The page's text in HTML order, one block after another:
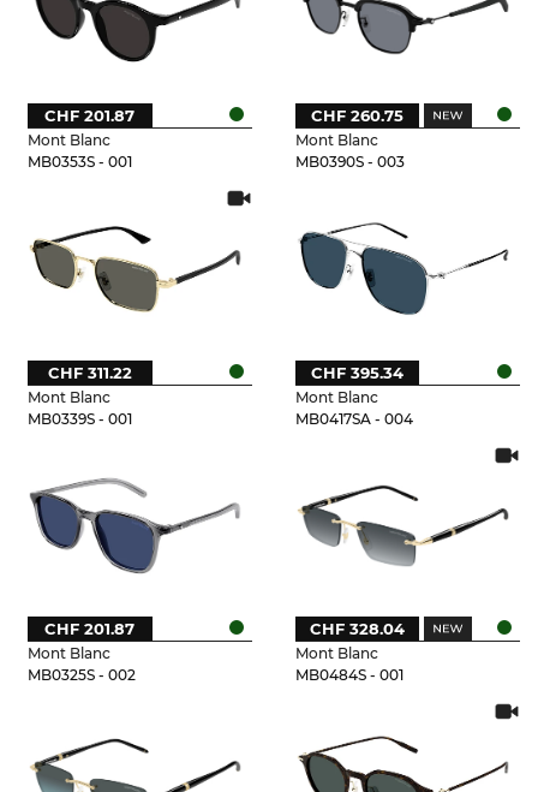
Mont Blanc
MB0353S - 001
CHF 201.87
Mont Blanc
MB0390S - 003
CHF 260.75
Mont Blanc
MB0339S - 001
CHF 311.22
Mont Blanc
MB0417SA - 004
CHF 395.34
Mont Blanc
MB0325S - 002
CHF 201.87
Mont Blanc
MB0484S - 001
CHF 328.04